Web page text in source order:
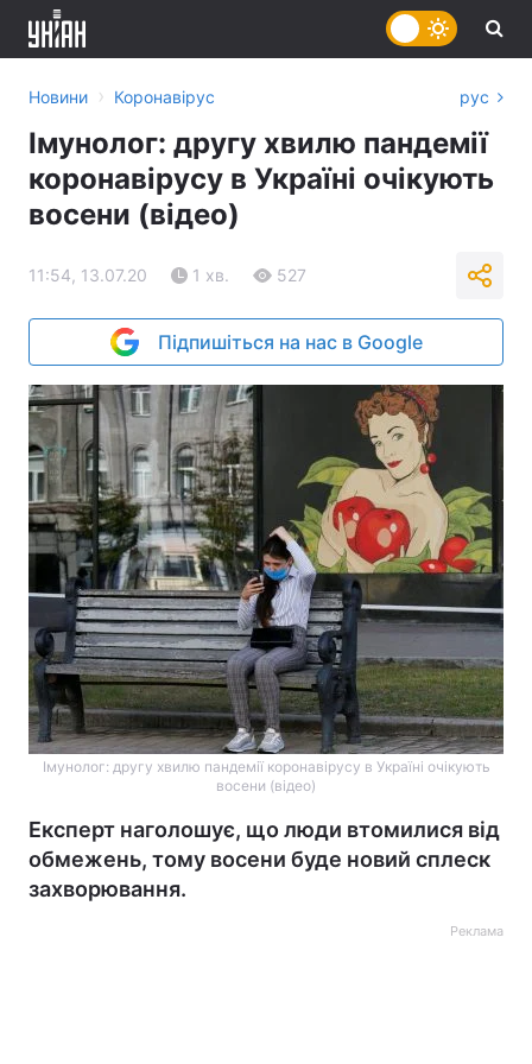
Новини › Коронавірус рус
Імунолог: другу хвилю пандемії
коронавірусу в Україні очікують
восени (відео)
11:54, 13.07.20 1 хв. 527
Підпишіться на нас в Google
Імунолог: другу хвилю пандемії коронавірусу в Україні очікують
восени (відео)
Експерт наголошує, що люди втомилися від
обмежень, тому восени буде новий сплеск
захворювання.
Реклама